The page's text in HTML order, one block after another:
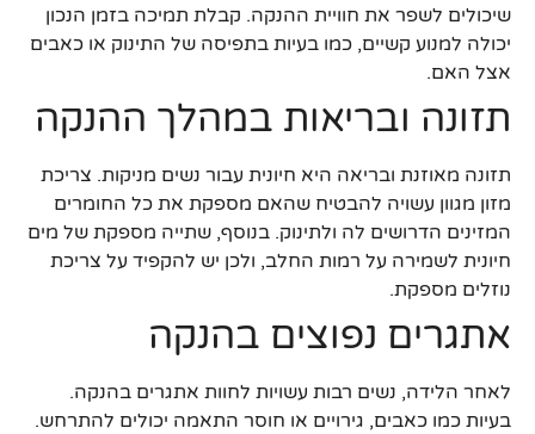
שיכולים לשפר את חוויית ההנקה. קבלת תמיכה בזמן הנכון
יכולה למנוע קשיים, כמו בעיות בתפיסה של התינוק או כאבים
אצל האם.
תזונה ובריאות במהלך ההנקה
תזונה מאוזנת ובריאה היא חיונית עבור נשים מניקות. צריכת
מזון מגוון עשויה להבטיח שהאם מספקת את כל החומרים
המזינים הדרושים לה ולתינוק. בנוסף, שתייה מספקת של מים
חיונית לשמירה על רמות החלב, ולכן יש להקפיד על צריכת
נוזלים מספקת.
אתגרים נפוצים בהנקה
לאחר הלידה, נשים רבות עשויות לחוות אתגרים בהנקה.
בעיות כמו כאבים, גירויים או חוסר התאמה יכולים להתרחש.